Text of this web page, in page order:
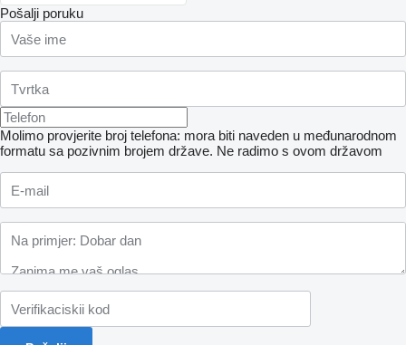
Pošalji poruku
Molimo provjerite broj telefona: mora biti naveden u međunarodnom
formatu sa pozivnim brojem države. Ne radimo s ovom državom